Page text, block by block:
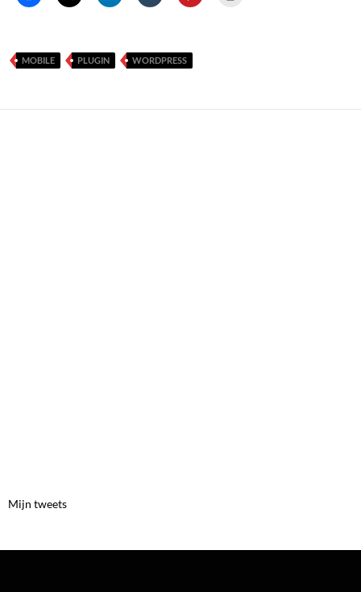
MOBILE PLUGIN WORDPRESS
Mijn tweets